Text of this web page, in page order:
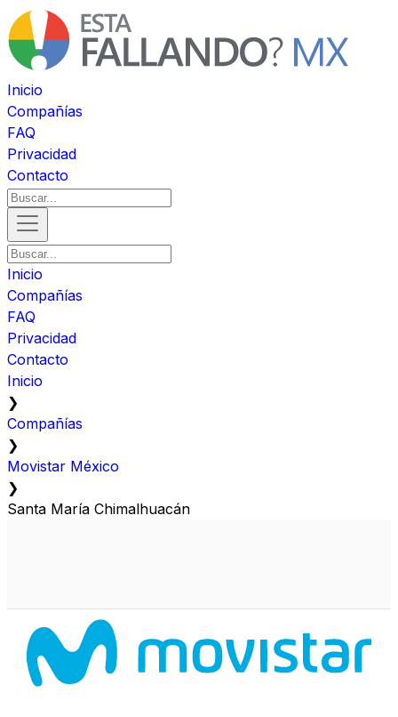
Inicio
Compañías
FAQ
Privacidad
Contacto
Inicio
Compañías
FAQ
Privacidad
Contacto
Inicio
❯
Compañías
❯
Movistar México
❯
Santa María Chimalhuacán